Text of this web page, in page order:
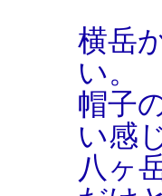
横岳
い。
帽子
い感
八ヶ